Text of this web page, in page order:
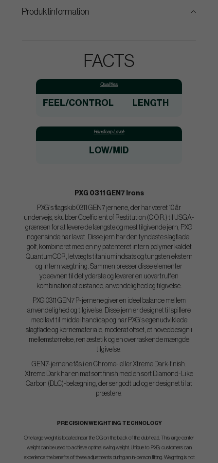
Produktinformation
FACTS
Qualities:
FEEL/CONTROL LENGTH
Handicap Level:
LOW/MID
PXG 0311 GEN7 Irons
PXG's flagskib 0311 GEN7 jernene, der har været 10 år
undervejs, skubber Coefficient of Restitution (C.O.R.) til USGA-
grænsen for at levere de længste og mest tilgivende jern, PXG
nogensinde har lavet. Disse jern har den tyndeste slagflade i
golf, kombineret med en ny patenteret intern polymer kaldet
QuantumCOR, letvægts titaniumindsats og tungsten ekstern
og intern vægtning. Sammen presser disse elementer
ydeevnen til det yderste og leverer en uovertruffen
kombination af distance, anvendelighed og tilgivelse.
PXG 0311 GEN7 P-jernene giver en ideel balance mellem
anvendelighed og tilgivelse. Disse jern er designet til spillere
med lavt til middel handicap og har PXG's egenudviklede
slagflade og kernemateriale, moderat offset, et hoveddesign i
mellemstørrelse, ren æstetik og en overraskende mængde
tilgivelse.
GEN7-jernene fås i en Chrome- eller Xtreme Dark-finish.
Xtreme Dark har en mat sort finish med en sort Diamond-Like
Carbon (DLC)-belægning, der ser godt ud og er designet til at
præstere.
PRECISION WEIGHTING TECHNOLOGY
One large weight is located near the CG on the back of the clubhead. This large center
weight can be used to achieve optimal swing weight. Unique to PXG, customers can
experience the benefits of these adjustments during an in-person fitting. Weighting is not